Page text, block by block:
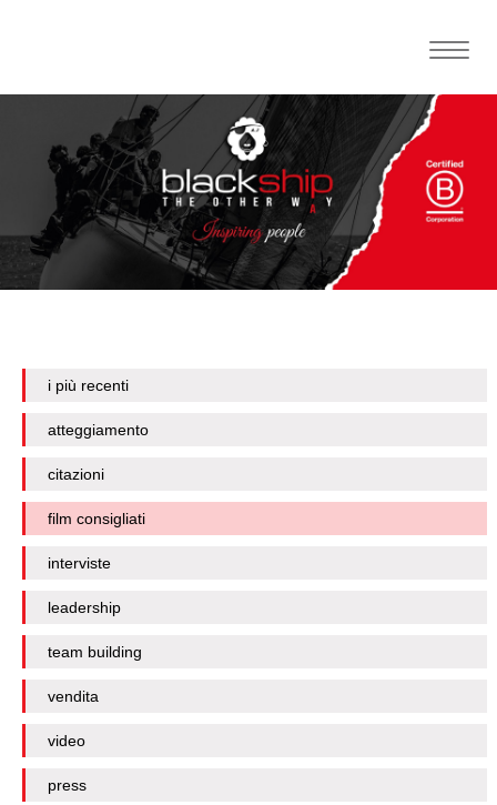
Toggle
i più recenti
atteggiamento
citazioni
film consigliati
interviste
leadership
team building
vendita
video
press